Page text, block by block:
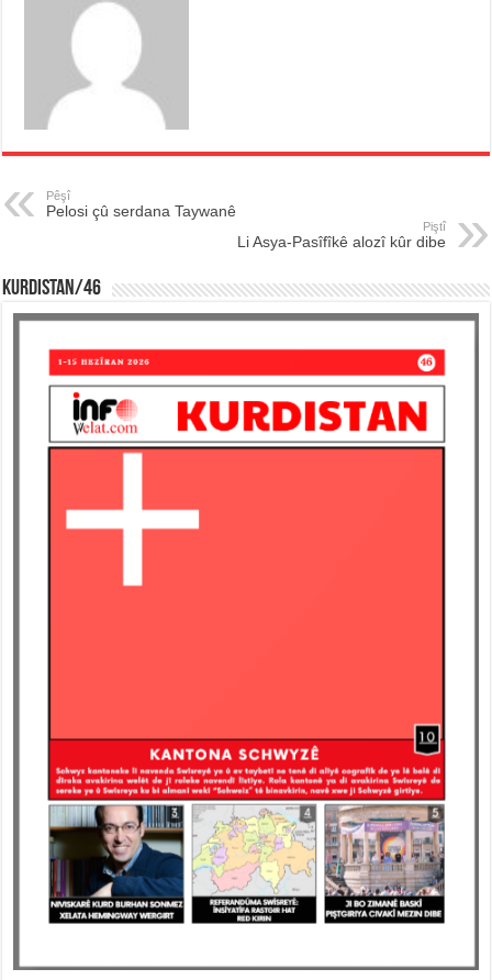
Pêşî
Pelosi çû serdana Taywanê
Piştî
Li Asya-Pasîfîkê alozî kûr dibe
KURDISTAN/46